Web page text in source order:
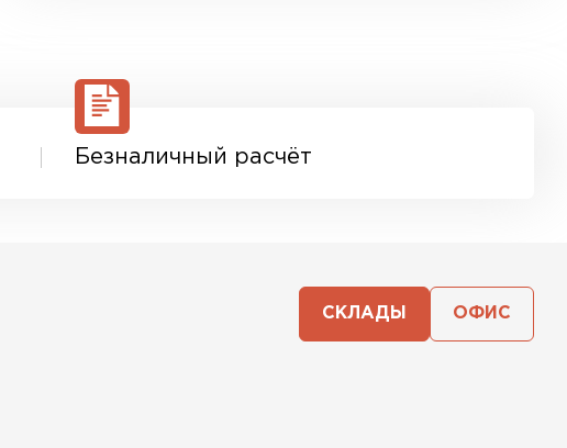
Безналичный расчёт
СКЛАДЫ ОФИС